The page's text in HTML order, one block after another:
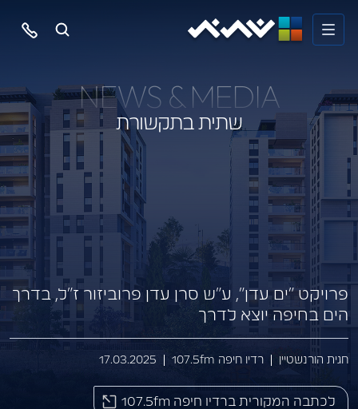
NEWS & MEDIA
שתית בתקשורת
פרויקט “ים עדן”, ע”ש סרן עדן פרוביזור ז”ל, בדרך
הים בחיפה יוצא לדרך
חגית הורנשטיין רדיו חיפה 107.5fm 17.03.2025
לכתבה המקורית ברדיו חיפה 107.5fm